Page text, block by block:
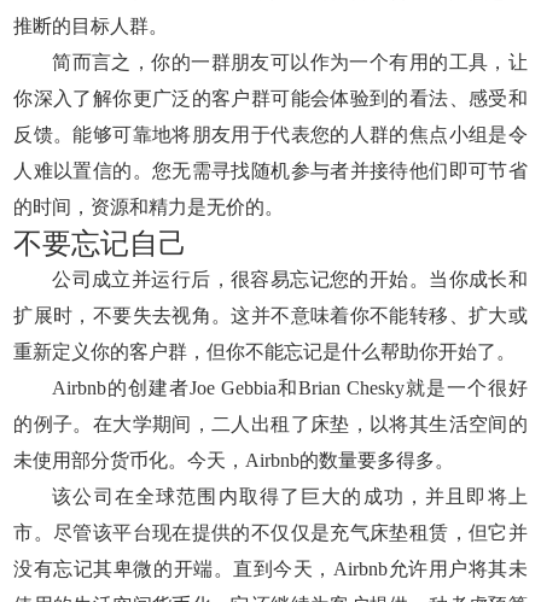
推断的目标人群。
简而言之，你的一群朋友可以作为一个有用的工具，让
你深入了解你更广泛的客户群可能会体验到的看法、感受和
反馈。能够可靠地将朋友用于代表您的人群的焦点小组是令
人难以置信的。您无需寻找随机参与者并接待他们即可节省
的时间，资源和精力是无价的。
不要忘记自己
公司成立并运行后，很容易忘记您的开始。当你成长和
扩展时，不要失去视角。这并不意味着你不能转移、扩大或
重新定义你的客户群，但你不能忘记是什么帮助你开始了。
Airbnb的创建者Joe Gebbia和Brian Chesky就是一个很好
的例子。在大学期间，二人出租了床垫，以将其生活空间的
未使用部分货币化。今天，Airbnb的数量要多得多。
该公司在全球范围内取得了巨大的成功，并且即将上
市。尽管该平台现在提供的不仅仅是充气床垫租赁，但它并
没有忘记其卑微的开端。直到今天，Airbnb允许用户将其未